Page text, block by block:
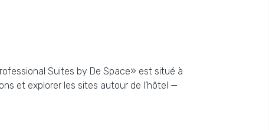
Suites by De Space» est situé à
et explorer les sites autour de l’hôtel —